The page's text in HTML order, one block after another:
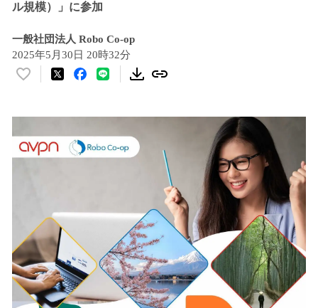
ル規模）」に参加
一般社団法人 Robo Co-op
2025年5月30日 20時32分
い
数
を
中
で
す